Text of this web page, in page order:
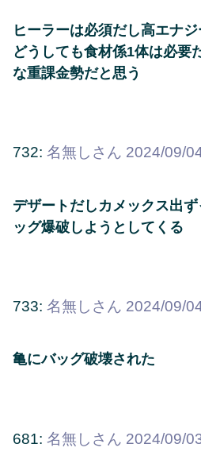
ヒーラーは必須だし高エナ
どうしても食材係1体は必要
な重課金勢だと思う
732: 名無しさん 2024/09/
デザートだしカメックス出
ッグ爆破しようとしてくる
733: 名無しさん 2024/09/
亀にバッグ破壊された
681: 名無しさん 2024/09/